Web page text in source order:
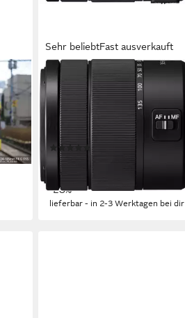
Sehr beliebtFast ausverkauft
SONY
SEL-18135 Zoomobjektiv
18 bis 135 mm
Brennweite
325 g
Gewicht
E-Mount
Anschluss
ab 469,00 €
16,83 €
-28%
lieferbar - in 2-3 Werktagen bei dir